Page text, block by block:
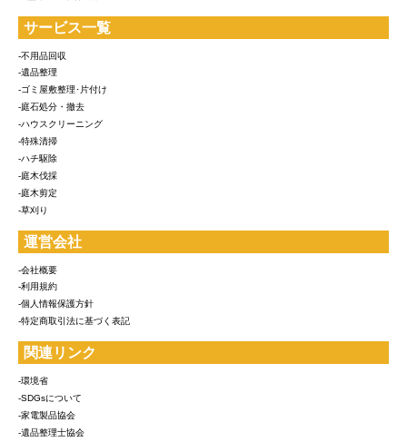
サービス一覧
-不用品回収
-遺品整理
-ゴミ屋敷整理･片付け
-庭石処分・撤去
-ハウスクリーニング
-特殊清掃
-ハチ駆除
-庭木伐採
-庭木剪定
-草刈り
運営会社
-会社概要
-利用規約
-個人情報保護方針
-特定商取引法に基づく表記
関連リンク
-環境省
-SDGsについて
-家電製品協会
-遺品整理士協会